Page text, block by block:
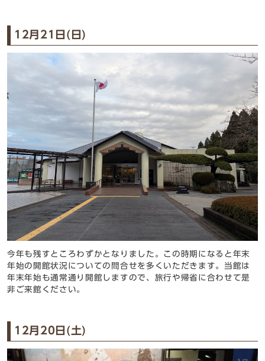
12月21日(日)
今年も残すところわずかとなりました。この時期になると年末
年始の開館状況についての問合せを多くいただきます。当館は
年末年始も通常通り開館しますので、旅行や帰省に合わせて是
非ご来館ください。
12月20日(土)